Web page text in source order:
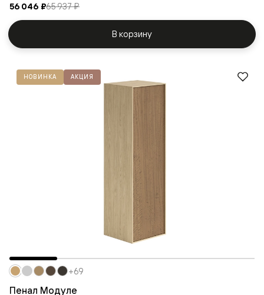
56 046 ₽65 937 ₽
В корзину
НОВИНКА АКЦИЯ
Пенал Модуле
+69